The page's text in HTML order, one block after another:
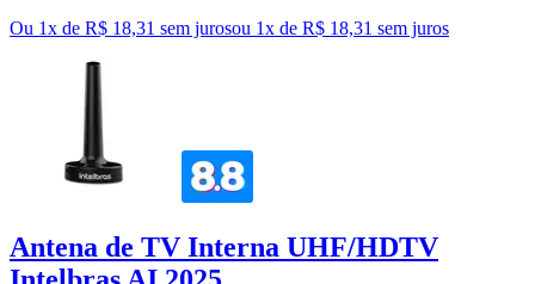
Ou 1x de R$ 18,31 sem jurosou 1x de R$ 18,31 sem juros
Antena de TV Interna UHF/HDTV